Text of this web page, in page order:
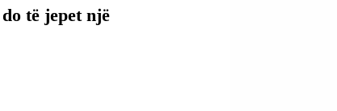
të jepet një